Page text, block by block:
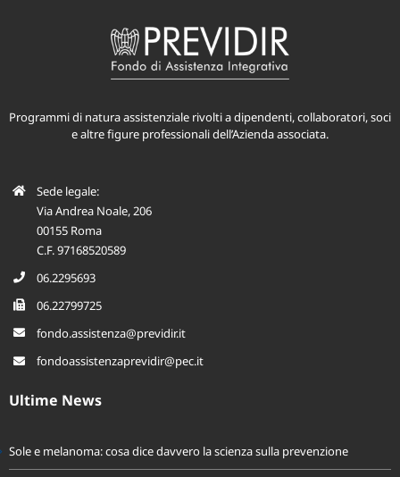
Programmi di natura assistenziale rivolti a dipendenti, collaboratori, soci
e altre figure professionali dell’Azienda associata.
Sede legale:
Via Andrea Noale, 206
00155 Roma
C.F. 97168520589
06.2295693
06.22799725
fondo.assistenza@previdir.it
fondoassistenzaprevidir@pec.it
Ultime News
Sole e melanoma: cosa dice davvero la scienza sulla prevenzione